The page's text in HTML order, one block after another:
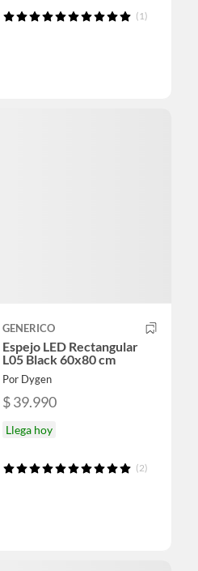
(1)
GENERICO
Espejo LED Rectangular
L05 Black 60x80 cm
Por Dygen
$ 39.990
Llega hoy
(2)